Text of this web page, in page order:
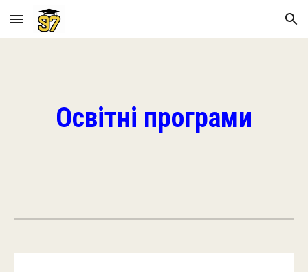
Skip to main content Skip to navigation
Освітні програми